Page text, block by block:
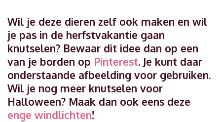
Wil je deze dieren zelf ook maken en wil
je pas in de herfstvakantie gaan
knutselen? Bewaar dit idee dan op een
van je borden op Pinterest. Je kunt daar
onderstaande afbeelding voor gebruiken.
Wil je nog meer knutselen voor
Halloween? Maak dan ook eens deze
enge windlichten!